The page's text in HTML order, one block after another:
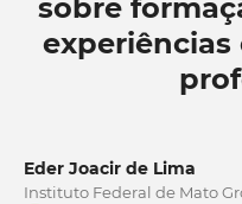
sobre
Eder Joacir de Lima
Instituto Federal de Mato